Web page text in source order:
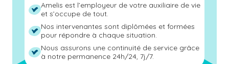
Amelis est l’employeur de votre auxiliaire de vie
et s’occupe de tout.
Nos intervenantes sont diplômées et formées
pour répondre à chaque situation.
Nous assurons une continuité de service grâce
à notre permanence 24h/24, 7j/7.